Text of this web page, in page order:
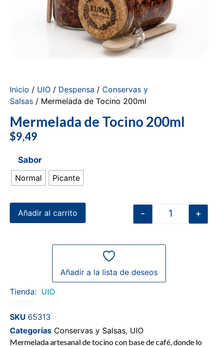
Inicio / UIO / Despensa / Conservas y
Salsas / Mermelada de Tocino 200ml
Mermelada de Tocino 200ml
$9,49
Sabor
Normal
Picante
- +
Añadir al carrito
Añadir a la lista de deseos
Tienda: UIO
0
de
5
SKU 65313
Categorías Conservas y Salsas, UIO
Mermelada artesanal de tocino con base de café, donde lo